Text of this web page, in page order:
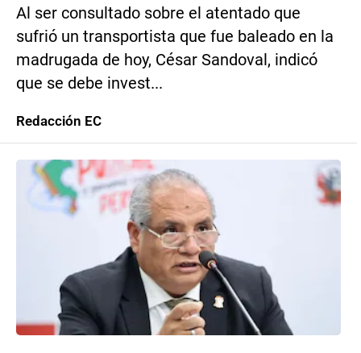
Al ser consultado sobre el atentado que
sufrió un transportista que fue baleado en la
madrugada de hoy, César Sandoval, indicó
que se debe invest...
Redacción EC